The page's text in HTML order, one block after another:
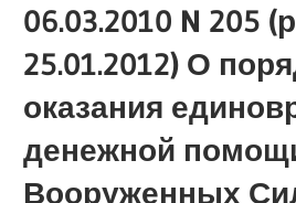
06.03.2010 N 205
25.01.2012) О
оказания
денежной
Вооруженных